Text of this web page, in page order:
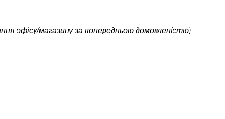
офісу/магазину за попередньою домовленістю)